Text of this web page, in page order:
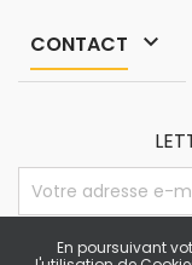
CONTACT 
En poursuivant